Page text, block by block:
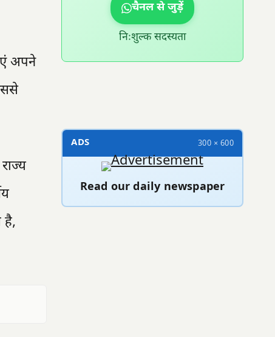
अपने
है,
चैनल से जुड़ें
निःशुल्क सदस्यता
ADS 300 × 600
Read our daily newspaper